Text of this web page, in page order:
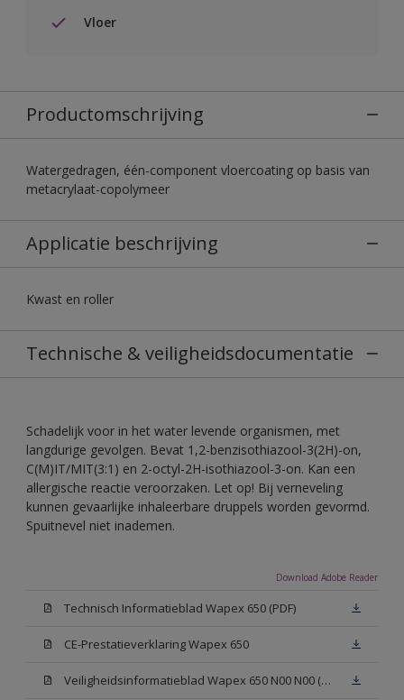
Vloer
Productomschrijving
Watergedragen, één-component vloercoating op basis van
metacrylaat-copolymeer
Applicatie beschrijving
Kwast en roller
Technische & veiligheidsdocumentatie
Schadelijk voor in het water levende organismen, met
langdurige gevolgen. Bevat 1,2-benzisothiazool-3(2H)-on,
C(M)IT/MIT(3:1) en 2-octyl-2H-isothiazool-3-on. Kan een
allergische reactie veroorzaken. Let op! Bij verneveling
kunnen gevaarlijke inhaleerbare druppels worden gevormd.
Spuitnevel niet inademen.
Download Adobe Reader
Technisch Informatieblad Wapex 650 (PDF)
CE-Prestatieverklaring Wapex 650
Veiligheidsinformatieblad Wapex 650 N00 N00 (MSDS)